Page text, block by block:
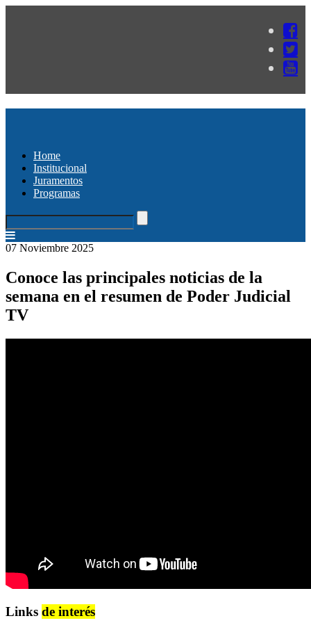
Home
Institucional
Juramentos
Programas
07 Noviembre 2025
Conoce las principales noticias de la
semana en el resumen de Poder Judicial
TV
Links de interés